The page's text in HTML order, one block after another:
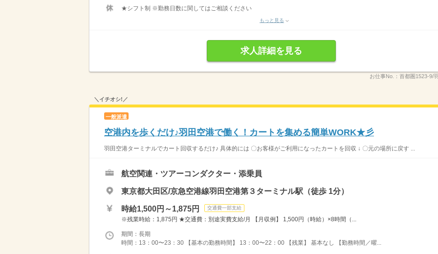
★シフト制 ※勤務日数に関してはご相談ください
もっと見る
求人詳細を見る
お仕事No.： 首都圏1523-9/
＼イチオシ!／
一般派遣
空港内を歩くだけ♪羽田空港で働く！カートを集める簡単WORK★彡
羽田空港ターミナルでカート回収するだけ♪ 具体的には 〇お客様がご利用になったカートを回収 ↓ 〇元の場所に戻す ...
航空関連・ツアーコンダクター・添乗員
東京都大田区/京急空港線羽田空港第３ターミナル駅（徒歩 1分）
時給1,500円～1,875円 交通費一部支給
※残業時給：1,875円 ★交通費：別途実費支給/月 【月収例】 1,500円（時給）×8時間（...
期間：長期
時間：13：00〜23：30 【基本の勤務時間】 13：00〜22：00 【残業】 基本なし 【勤務時間／曜...